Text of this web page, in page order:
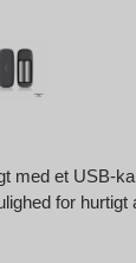
med et USB-
for hurtigt
helst. Xoopar-